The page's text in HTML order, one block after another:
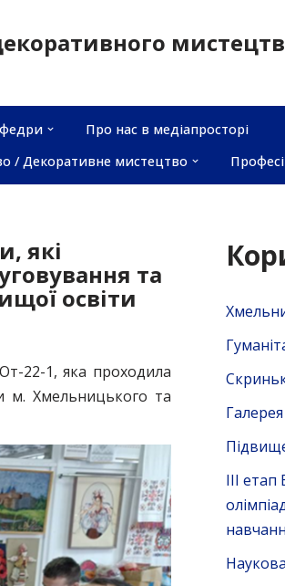
Про нас в медіапросторі
/ Декоративне мистецтво
які
та
освіти
22-1, яка проходила
м. Хмельницького та
ІІІ